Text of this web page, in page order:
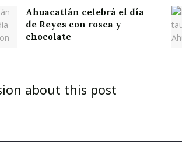
Ahuacatlán celebrá el día
de Reyes con rosca y
chocolate
about this post